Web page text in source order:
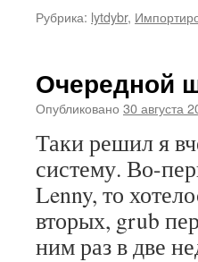
Рубрика: lytdybr,
Очередной
Опубликовано 30 августа
Таки решил я
систему. Во-
Lenny, то
вторых, grub
ним раз в две